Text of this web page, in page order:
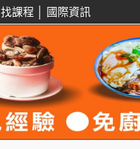
找課程 國際資訊